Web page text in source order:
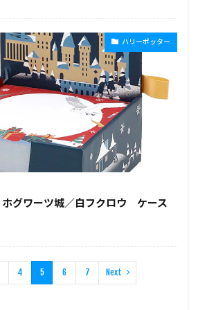
ハリーポッター
ホグワーツ城／白フクロウ ケース
4 5 6 7 Next